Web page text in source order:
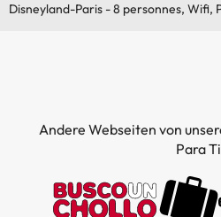
Disneyland-Paris - 8 personnes, Wifi,
Andere Webseiten von
Para Ti